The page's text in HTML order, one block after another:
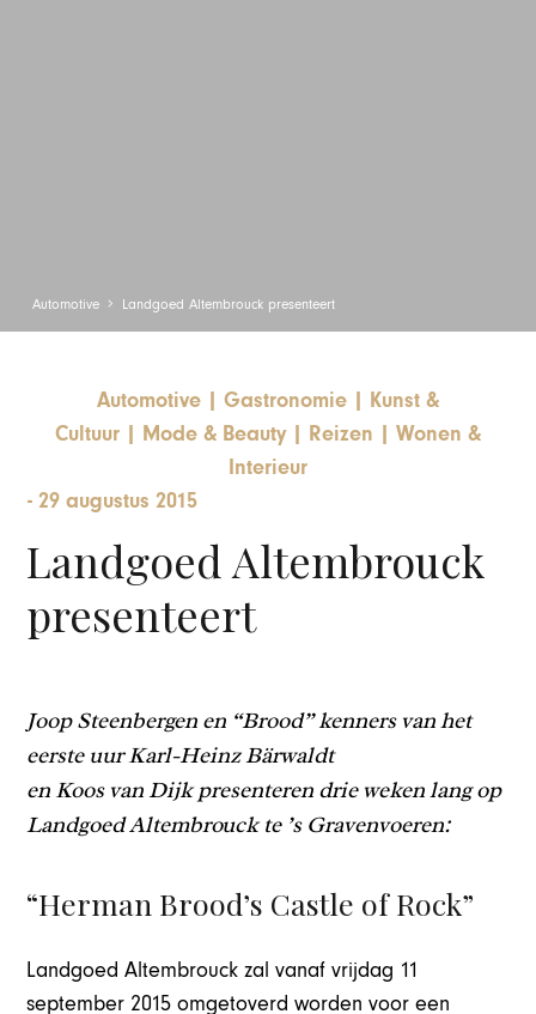
Automotive Landgoed Altembrouck presenteert
Automotive Gastronomie
Kunst &
Cultuur
Mode & Beauty Reizen
Wonen &
Interieur
-29 augustus 2015
Landgoed Altembrouck
presenteert
Joop Steenbergen en “Brood” kenners van het
eerste uur Karl-Heinz Bärwaldt
en Koos van Dijk presenteren drie weken lang op
Landgoed Altembrouck te ’s Gravenvoeren:
“Herman Brood’s Castle of Rock”
Landgoed Altembrouck zal vanaf vrijdag 11
september 2015 omgetoverd worden voor een